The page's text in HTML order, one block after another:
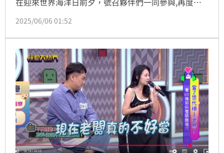
Happy Hearts!」為今年行動口號，透過實際清除海岸
環境永續的承諾。
2025/06/06 01:52